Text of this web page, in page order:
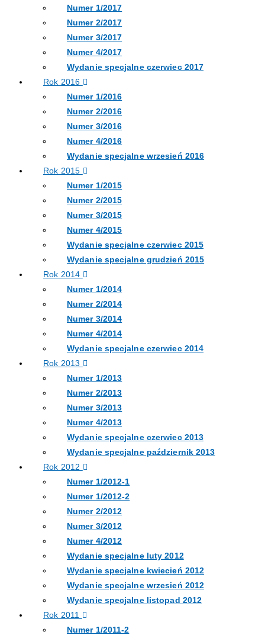
Numer 1/2017
Numer 2/2017
Numer 3/2017
Numer 4/2017
Wydanie specjalne czerwiec 2017
Rok 2016
Numer 1/2016
Numer 2/2016
Numer 3/2016
Numer 4/2016
Wydanie specjalne wrzesień 2016
Rok 2015
Numer 1/2015
Numer 2/2015
Numer 3/2015
Numer 4/2015
Wydanie specjalne czerwiec 2015
Wydanie specjalne grudzień 2015
Rok 2014
Numer 1/2014
Numer 2/2014
Numer 3/2014
Numer 4/2014
Wydanie specjalne czerwiec 2014
Rok 2013
Numer 1/2013
Numer 2/2013
Numer 3/2013
Numer 4/2013
Wydanie specjalne czerwiec 2013
Wydanie specjalne październik 2013
Rok 2012
Numer 1/2012-1
Numer 1/2012-2
Numer 2/2012
Numer 3/2012
Numer 4/2012
Wydanie specjalne luty 2012
Wydanie specjalne kwiecień 2012
Wydanie specjalne wrzesień 2012
Wydanie specjalne listopad 2012
Rok 2011
Numer 1/2011-2